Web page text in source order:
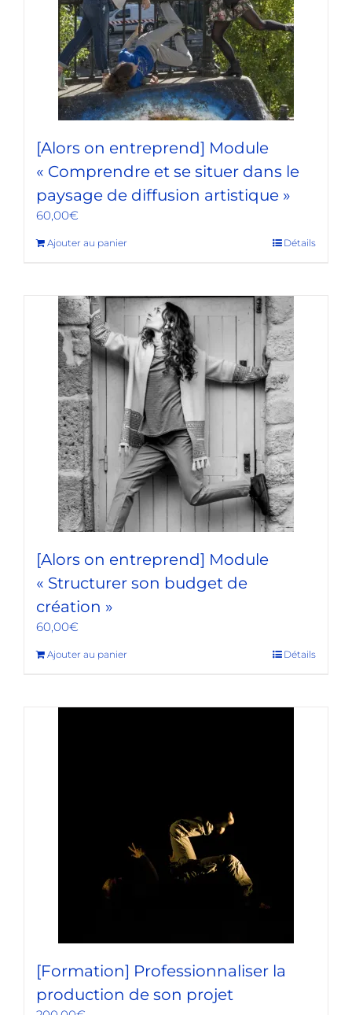
[Alors on entreprend] Module
« Comprendre et se situer dans le
paysage de diffusion artistique »
60,00€
Ajouter au panier Détails
[Alors on entreprend] Module
« Structurer son budget de
création »
60,00€
Ajouter au panier Détails
[Formation] Professionnaliser la
production de son projet